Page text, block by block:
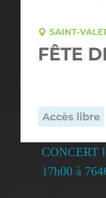
CONCERT
17h00 à